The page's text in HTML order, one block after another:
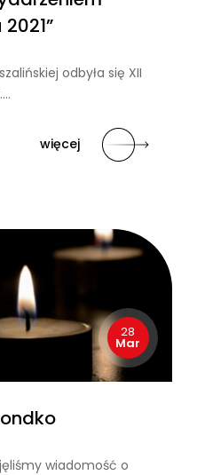
odbyła się XII
więcej
28
Mar
wiadomość o